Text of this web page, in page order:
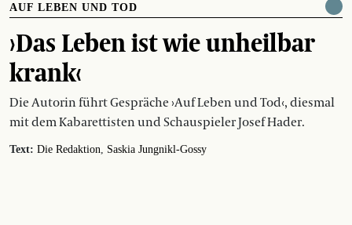
AUF LEBEN UND TOD
›Das Leben ist wie unheilbar
krank‹
Die Autorin führt Gespräche ›Auf Leben und Tod‹, diesmal
mit dem Kabarettisten und Schauspieler Josef Hader.
Text: Die Redaktion Saskia Jungnikl-Gossy